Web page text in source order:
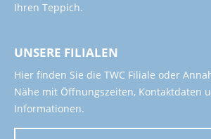
Ihren Teppich.
UNSERE FILIALEN
Hier finden Sie die TWC Filiale oder
Nähe mit Öffnungszeiten, Kontaktdaten
Informationen.